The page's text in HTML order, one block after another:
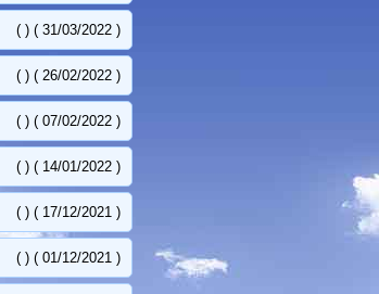
( ) ( 31/03/2022 )
( ) ( 26/02/2022 )
( ) ( 07/02/2022 )
( ) ( 14/01/2022 )
( ) ( 17/12/2021 )
( ) ( 01/12/2021 )